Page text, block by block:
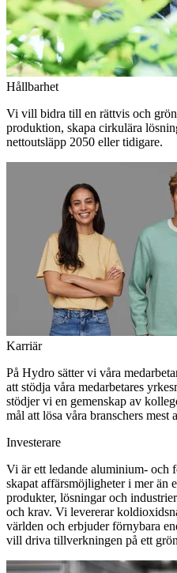
Hållbarhet
Vi vill bidra till en rättvis och
produktion, skapa cirkulära
nettoutsläpp 2050 eller tidigare.
Karriär
På Hydro sätter vi våra
att stödja våra medarbetares
stödjer vi en gemenskap av
mål att lösa våra branschers mest
Investerare
Vi är ett ledande aluminium- och
skapat affärsmöjligheter i mer än
produkter, lösningar och
och krav. Vi levererar
världen och erbjuder förnybara
vill driva tillverkningen på ett